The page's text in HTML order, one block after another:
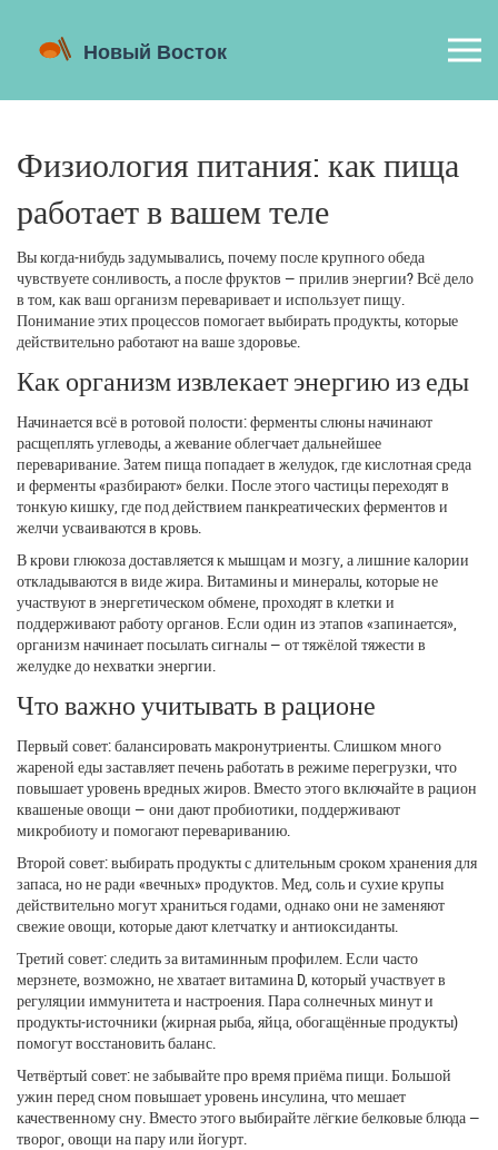
Физиология питания: как пища
работает в вашем теле
Вы когда‑нибудь задумывались, почему после крупного обеда
чувствуете сонливость, а после фруктов — прилив энергии? Всё дело
в том, как ваш организм переваривает и использует пищу.
Понимание этих процессов помогает выбирать продукты, которые
действительно работают на ваше здоровье.
Как организм извлекает энергию из еды
Начинается всё в ротовой полости: ферменты слюны начинают
расщеплять углеводы, а жевание облегчает дальнейшее
переваривание. Затем пища попадает в желудок, где кислотная среда
и ферменты «разбирают» белки. После этого частицы переходят в
тонкую кишку, где под действием панкреатических ферментов и
желчи усваиваются в кровь.
В крови глюкоза доставляется к мышцам и мозгу, а лишние калории
откладываются в виде жира. Витамины и минералы, которые не
участвуют в энергетическом обмене, проходят в клетки и
поддерживают работу органов. Если один из этапов «запинается»,
организм начинает посылать сигналы — от тяжёлой тяжести в
желудке до нехватки энергии.
Что важно учитывать в рационе
Первый совет: балансировать макронутриенты. Слишком много
жареной еды заставляет печень работать в режиме перегрузки, что
повышает уровень вредных жиров. Вместо этого включайте в рацион
квашеные овощи — они дают пробиотики, поддерживают
микробиоту и помогают перевариванию.
Второй совет: выбирать продукты с длительным сроком хранения для
запаса, но не ради «вечных» продуктов. Мед, соль и сухие крупы
действительно могут храниться годами, однако они не заменяют
свежие овощи, которые дают клетчатку и антиоксиданты.
Третий совет: следить за витаминным профилем. Если часто
мерзнете, возможно, не хватает витамина D, который участвует в
регуляции иммунитета и настроения. Пара солнечных минут и
продукты‑источники (жирная рыба, яйца, обогащённые продукты)
помогут восстановить баланс.
Четвёртый совет: не забывайте про время приёма пищи. Большой
ужин перед сном повышает уровень инсулина, что мешает
качественному сну. Вместо этого выбирайте лёгкие белковые блюда —
творог, овощи на пару или йогурт.